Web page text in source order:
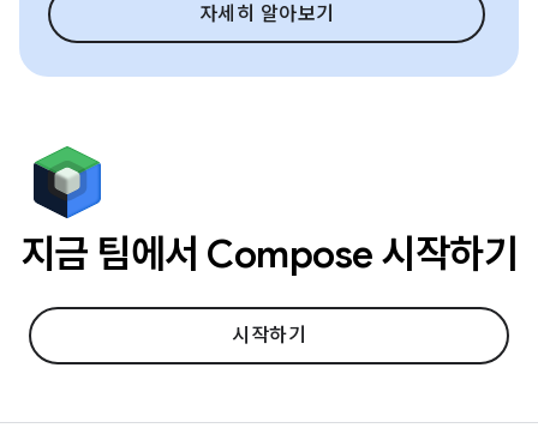
자세히 알아보기
지금 팀에서 Compose 시작하기
시작하기